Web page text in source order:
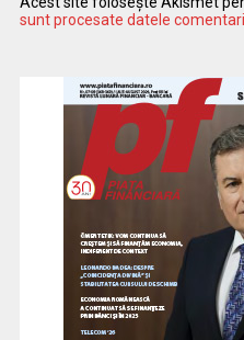
sunt procesate datele